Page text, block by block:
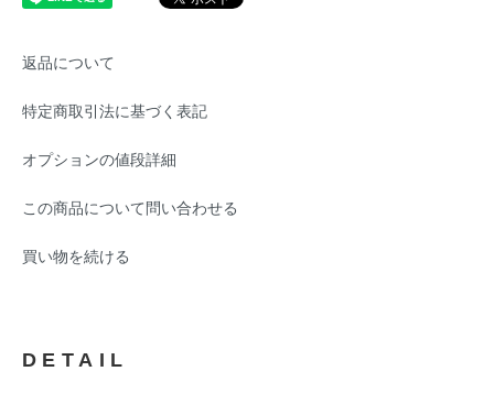
返品について
特定商取引法に基づく表記
オプションの値段詳細
この商品について問い合わせる
買い物を続ける
DETAIL